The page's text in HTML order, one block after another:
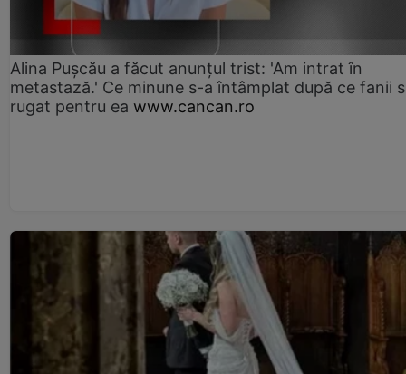
Alina Pușcău a făcut anunțul trist: 'Am intrat în
metastază.' Ce minune s-a întâmplat după ce fanii
rugat pentru ea www.cancan.ro